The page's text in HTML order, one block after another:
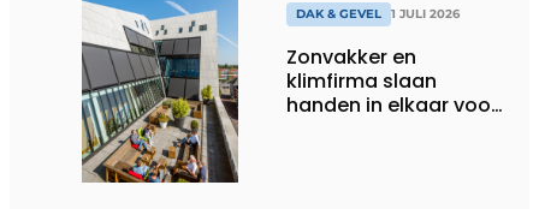
DAK & GEVEL 1 JULI 2026
Zonvakker en
klimfirma slaan
handen in elkaar voor